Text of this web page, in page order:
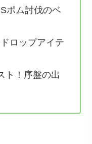
ポム討伐のベ
ロップアイテ
ト！序盤の出